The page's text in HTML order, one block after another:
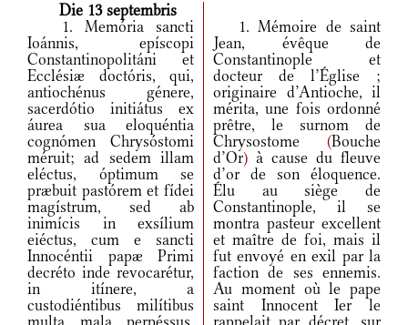
Die 13 septembris
1. Memória sancti
Ioánnis, epíscopi
Constantinopolitáni et
Ecclésiæ doctóris, qui,
antiochénus génere,
sacerdótio initiátus ex
áurea sua eloquéntia
cognómen Chrysóstomi
méruit; ad sedem illam
eléctus, óptimum se
præbuit pastórem et fídei
magístrum, sed ab
inimícis in exsílium
eiéctus, cum e sancti
Innocéntii papæ Primi
decréto inde revocarétur,
in itínere, a
custodiéntibus milítibus
1. Mémoire de saint
Jean, évêque de
Constantinople et
docteur de l’Église ;
originaire d’Antioche, il
mérita, une fois ordonné
prêtre, le surnom de
Chrysostome (Bouche
d’Or) à cause du fleuve
d’or de son éloquence.
Élu au siège de
Constantinople, il se
montra pasteur excellent
et maître de foi, mais il
fut envoyé en exil par la
faction de ses ennemis.
Au moment où le pape
saint Innocent Ier le